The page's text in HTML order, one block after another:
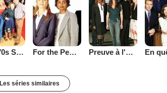
That '70s Show For the People (2002) Preuve à l'appui
Les séries similaires